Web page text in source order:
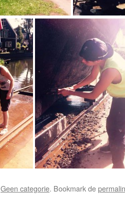
Geen categorie. Bookmark de